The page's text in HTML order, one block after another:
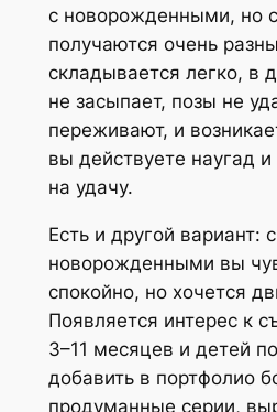
с новорожденными, но
получаются очень
складывается легко, в
не засыпает, позы не
переживают, и
вы действуете наугад
на удачу.
Есть и другой вариант: с
новорожденными вы
спокойно, но хочется
Появляется интерес к
3–11 месяцев и детей
добавить в портфолио
продуманные серии,